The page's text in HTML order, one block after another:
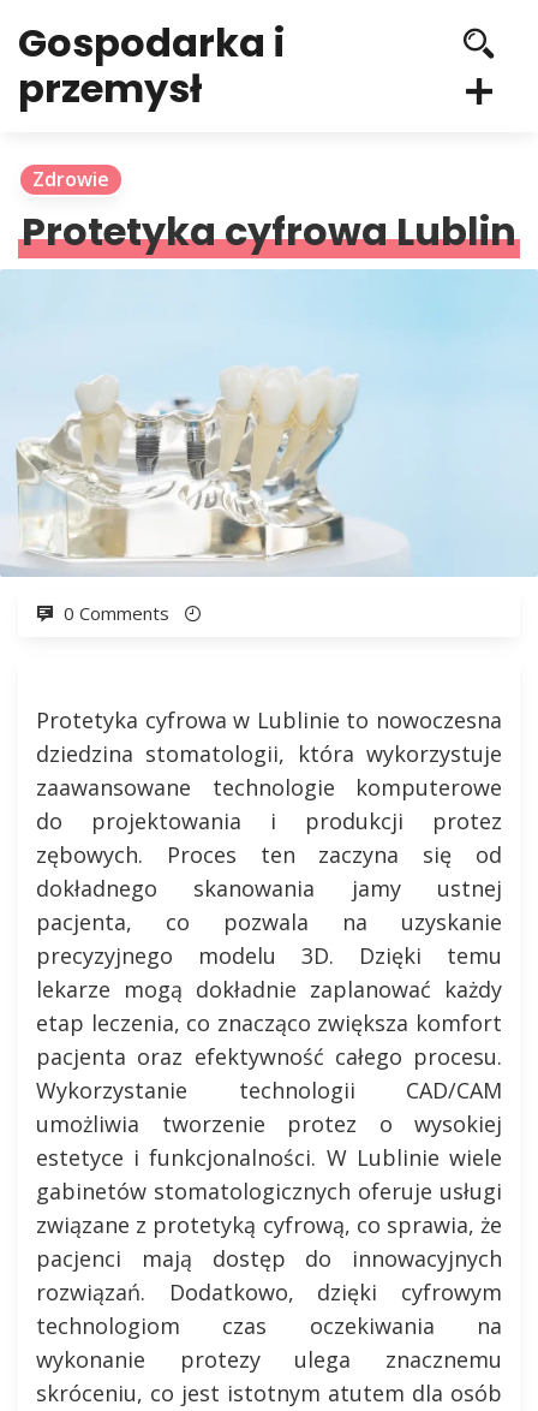
Gospodarka i
przemysł
Zdrowie
Protetyka cyfrowa Lublin
0 Comments
Protetyka cyfrowa w Lublinie to nowoczesna
dziedzina stomatologii, która wykorzystuje
zaawansowane technologie komputerowe
do projektowania i produkcji protez
zębowych. Proces ten zaczyna się od
dokładnego skanowania jamy ustnej
pacjenta, co pozwala na uzyskanie
precyzyjnego modelu 3D. Dzięki temu
lekarze mogą dokładnie zaplanować każdy
etap leczenia, co znacząco zwiększa komfort
pacjenta oraz efektywność całego procesu.
Wykorzystanie technologii CAD/CAM
umożliwia tworzenie protez o wysokiej
estetyce i funkcjonalności. W Lublinie wiele
gabinetów stomatologicznych oferuje usługi
związane z protetyką cyfrową, co sprawia, że
pacjenci mają dostęp do innowacyjnych
rozwiązań. Dodatkowo, dzięki cyfrowym
technologiom czas oczekiwania na
wykonanie protezy ulega znacznemu
skróceniu, co jest istotnym atutem dla osób